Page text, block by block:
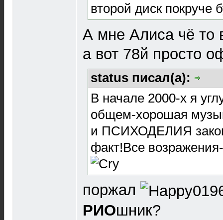
второй диск покруче
А мне Алиса чё то
а вот 78й просто
status писал(а):
В начале 2000-х я
общем-хорошая
и ПСИХОДЕЛИЯ
факт!Все
поржал
РИОшник?